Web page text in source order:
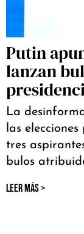
Putin
lanzan
La
las
tres
bulos
LEER MÁS >